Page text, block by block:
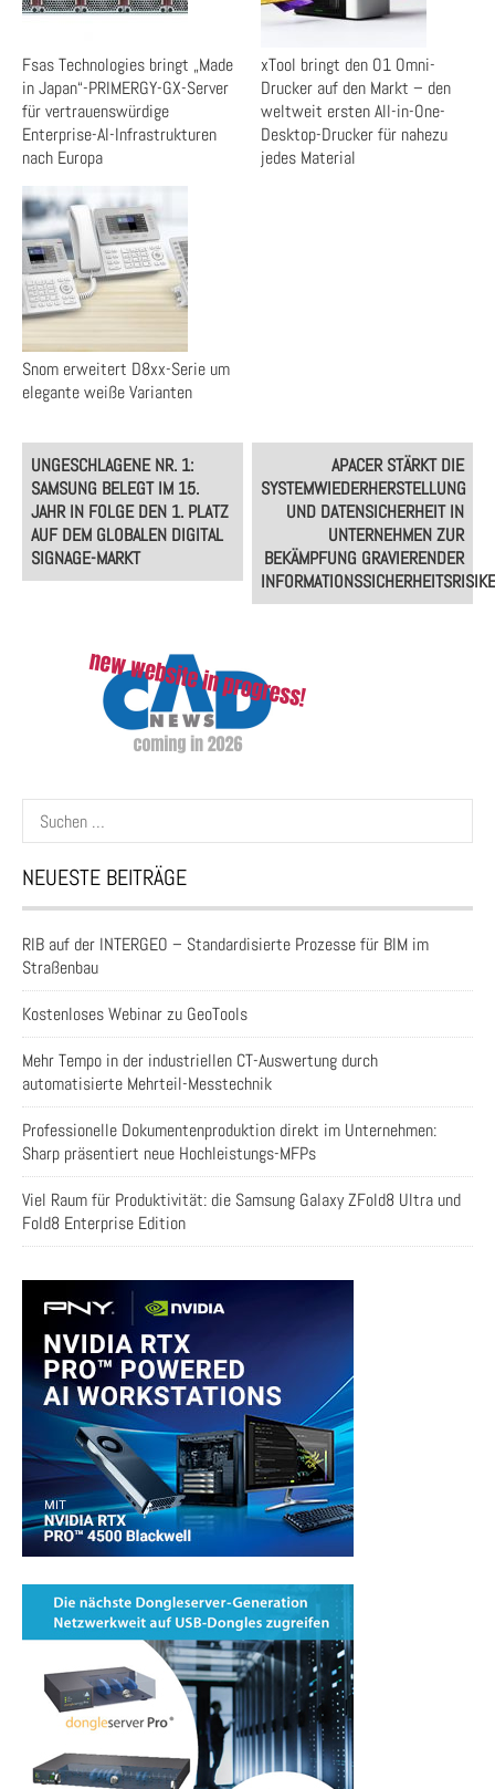
Fsas Technologies bringt „Made
in Japan“-PRIMERGY-GX-Server
für vertrauenswürdige
Enterprise-AI-Infrastrukturen
nach Europa
xTool bringt den O1 Omni-
Drucker auf den Markt – den
weltweit ersten All-in-One-
Desktop-Drucker für nahezu
jedes Material
Snom erweitert D8xx-Serie um
elegante weiße Varianten
Post
navigation
UNGESCHLAGENE NR. 1:
SAMSUNG BELEGT IM 15.
JAHR IN FOLGE DEN 1. PLATZ
AUF DEM GLOBALEN DIGITAL
SIGNAGE-MARKT
APACER STÄRKT DIE
SYSTEMWIEDERHERSTELLUNG
UND DATENSICHERHEIT IN
UNTERNEHMEN ZUR
BEKÄMPFUNG GRAVIERENDER
Suchen
nach:
NEUESTE BEITRÄGE
RIB auf der INTERGEO – Standardisierte Prozesse für BIM im
Straßenbau
Kostenloses Webinar zu GeoTools
Mehr Tempo in der industriellen CT-Auswertung durch
automatisierte Mehrteil-Messtechnik
Professionelle Dokumentenproduktion direkt im Unternehmen:
Sharp präsentiert neue Hochleistungs-MFPs
Viel Raum für Produktivität: die Samsung Galaxy ZFold8 Ultra und
Fold8 Enterprise Edition